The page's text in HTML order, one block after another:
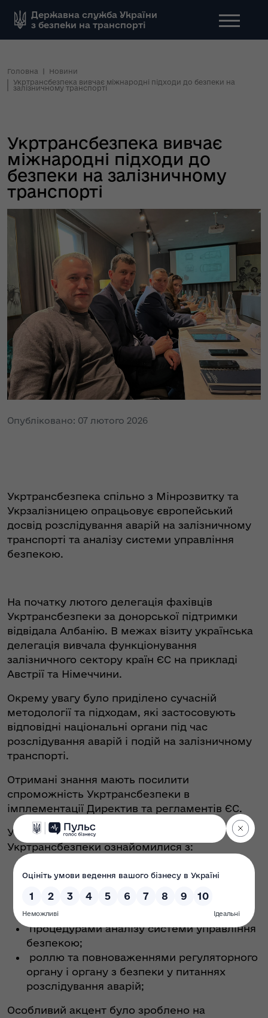
Державна служба України
з безпеки на транспорті
Головна
Новини
Укртрансбезпека вивчає міжнародні підходи до безпеки на
залізничному транспорті
Укртрансбезпека вивчає
міжнародні підходи до
безпеки на залізничному
транспорті
Опубліковано: 07 лютого 2026
Укртрансбезпека спільно з Мінрозвитку та
Укрзалізницею опрацьовує європейський
досвід розслідування аварій на залізничному
транспорті та аналізу системи управління
безпекою.
На початку лютого делегація фахівців
Укртрансбезпеки за донорської підтримки
відвідала Албанію. В межах візиту українська
делегація вивчала функціонування
залізничного сектору країн ЄС на прикладі
Австрії та Німеччини.
Окрему увагу було приділено сучасній
методології та підходам, які застосовують
відповідні національні органи під час
розслідування аварій і подій на залізничному
транспорті.
Отримані знання мають посилити
спроможність Укртрансбезпеки в
імплементації Директив та регламентів ЄС.
У межах відрядження фахівці
Укртрансбезпеки ознайомилися з:
⁠ ⁠вимогами до розслідування аварій та
⁠ ⁠порядками та процедурами аналізу
залізничної системи в цілому;
⁠ ⁠процедурами аналізу системи управління
безпекою;
⁠ ⁠роллю та повноваженнями регуляторного
органу і органу з безпеки у питаннях
розслідування аварій;
Особливий акцент було зроблено на